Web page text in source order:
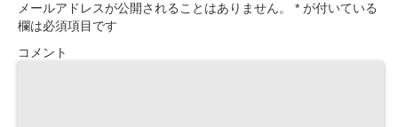
メールアドレスが公開されることはありません。 * が付いている
欄は必須項目です
コメント